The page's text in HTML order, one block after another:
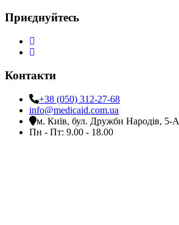
Приєднуйтесь
Контакти
+38 (050) 312-27-68
info@medicaid.com.ua
м. Київ, бул. Дружби Народів, 5-А
Пн - Пт: 9.00 - 18.00